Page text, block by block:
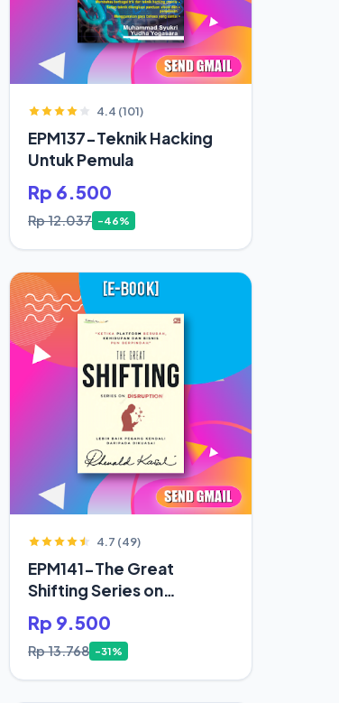
4.4 (101)
EPM137-Teknik Hacking
Untuk Pemula
Rp 6.500
Rp 12.037 -46%
4.7 (49)
EPM141-The Great
Shifting Series on
Disruption
Rp 9.500
Rp 13.768 -31%